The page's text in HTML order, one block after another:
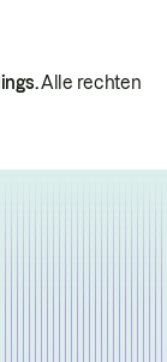
Alle rechten